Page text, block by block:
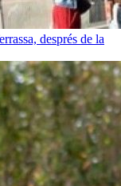
després de la